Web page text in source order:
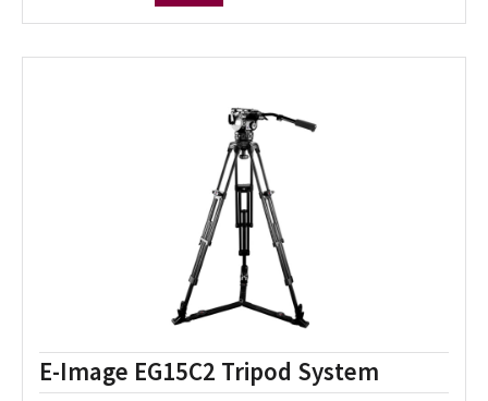
Sachtler System Aktiv8 Flowtech75
MS
Maximaal draaggewicht: 12kg